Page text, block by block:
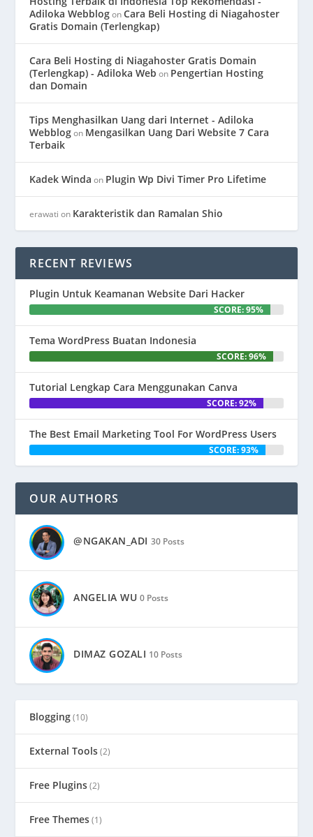
Adiloka WebblogonCara Beli Hosting di Niagahoster
Gratis Domain (Terlengkap)
Cara Beli Hosting di Niagahoster Gratis Domain
(Terlengkap) - Adiloka Web on Pengertian Hosting
dan Domain
Tips Menghasilkan Uang dari Internet - Adiloka
Webblogon Mengasilkan Uang Dari Website 7 Cara
Terbaik
Kadek Winda on Plugin Wp Divi Timer Pro Lifetime
erawati on Karakteristik dan Ramalan Shio
RECENT REVIEWS
Plugin Untuk Keamanan Website Dari Hacker
SCORE: 95%
Tema WordPress Buatan Indonesia
SCORE: 96%
Tutorial Lengkap Cara Menggunakan Canva
SCORE: 92%
The Best Email Marketing Tool For WordPress Users
SCORE: 93%
OUR AUTHORS
@NGAKAN_ADI 30 Posts
ANGELIA WU 0 Posts
DIMAZ GOZALI 10 Posts
Blogging(10)
External Tools(2)
Free Plugins(2)
Free Themes(1)